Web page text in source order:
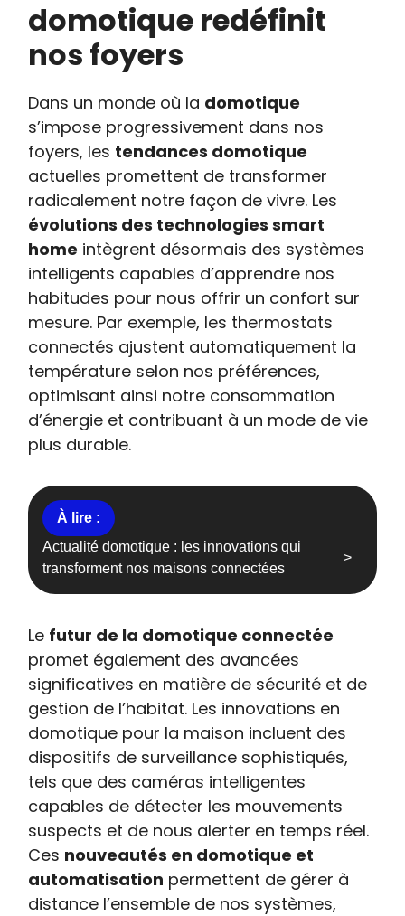
domotique redéfinit
nos foyers
Dans un monde où la domotique
s’impose progressivement dans nos
foyers, les tendances domotique
actuelles promettent de transformer
radicalement notre façon de vivre. Les
évolutions des technologies smart
home intègrent désormais des systèmes
intelligents capables d’apprendre nos
habitudes pour nous offrir un confort sur
mesure. Par exemple, les thermostats
connectés ajustent automatiquement la
température selon nos préférences,
optimisant ainsi notre consommation
d’énergie et contribuant à un mode de vie
plus durable.
Actualité domotique : les innovations qui
transforment nos maisons connectées
Le futur de la domotique connectée
promet également des avancées
significatives en matière de sécurité et de
gestion de l’habitat. Les innovations en
domotique pour la maison incluent des
dispositifs de surveillance sophistiqués,
tels que des caméras intelligentes
capables de détecter les mouvements
suspects et de nous alerter en temps réel.
Ces nouveautés en domotique et
automatisation permettent de gérer à
distance l’ensemble de nos systèmes,